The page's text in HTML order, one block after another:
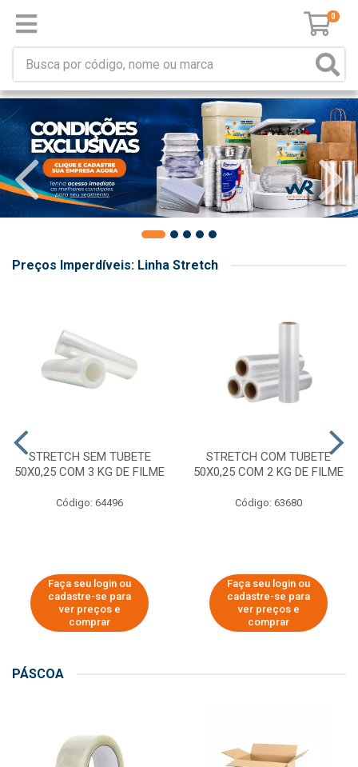
0
Preços Imperdíveis: Linha Stretch
STRETCH SEM TUBETE
50X0,25 COM 3 KG DE FILME
Código: 64496
Faça seu login ou
cadastre-se para
ver preços e
comprar
STRETCH COM TUBETE
50X0,25 COM 2 KG DE FILME
Código: 63680
Faça seu login ou
cadastre-se para
ver preços e
comprar
PÁSCOA